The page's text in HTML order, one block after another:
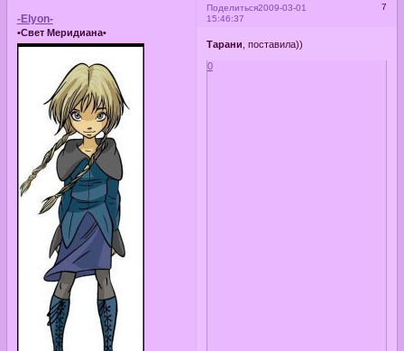
Поделиться 7
2009-03-01
15:46:37
-Elyon-
•Свет Меридиана•
Тарани , поставила))
0